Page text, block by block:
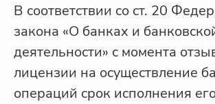
В соответствии со ст. 20
закона «О банках и
деятельности» с момента
лицензии на осуществление
операций срок исполнения